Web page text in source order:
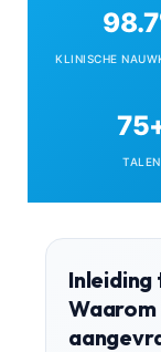
KLINISCHE
TALEN